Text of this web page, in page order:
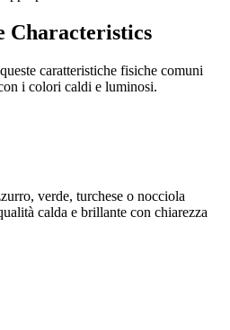
Characteristics
caratteristiche fisiche comuni
i colori caldi e luminosi.
verde, turchese o nocciola
calda e brillante con chiarezza